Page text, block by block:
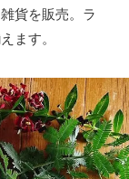
貨を販売。ラ
ます。